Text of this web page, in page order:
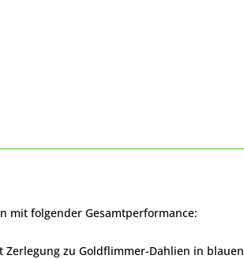
mit folgender Gesamtperformance:
zu Goldflimmer-Dahlien in